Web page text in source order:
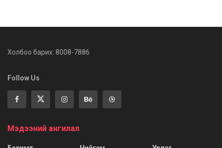
Холбоо барих: 8008-7886
Follow Us
Мэдээний ангилал